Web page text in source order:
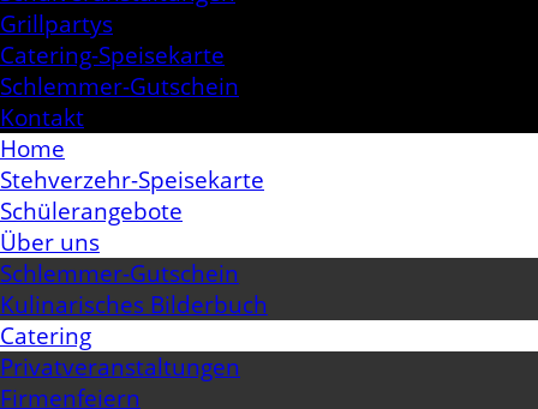
Grillpartys
Catering-Speisekarte
Schlemmer-Gutschein
Kontakt
Home
Stehverzehr-Speisekarte
Schülerangebote
Über uns
Schlemmer-Gutschein
Kulinarisches Bilderbuch
Catering
Privatveranstaltungen
Firmenfeiern